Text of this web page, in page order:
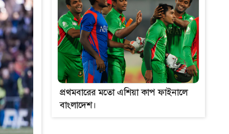
প্রথমবারের মতো এশিয়া কাপ ফাইনালে
বাংলাদেশ।